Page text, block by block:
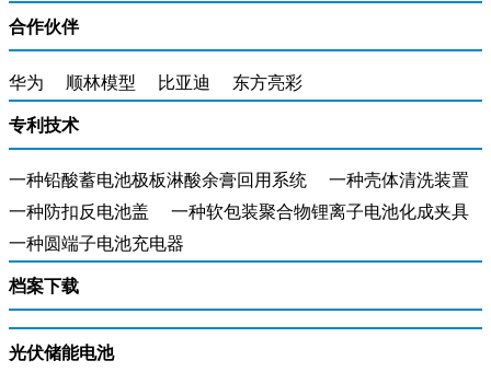
合作伙伴
华为 顺林模型 比亚迪 东方亮彩
专利技术
一种铅酸蓄电池极板淋酸余膏回用系统
一种壳体清洗装置
一种防扣反电池盖
一种软包装聚合物锂离子电池化成夹具
一种圆端子电池充电器
档案下载
光伏储能电池